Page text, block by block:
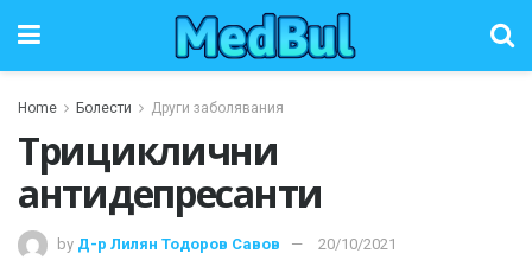
Home Болести Други заболявания
Трициклични
антидепресанти
by Д-р Лилян Тодоров Савов 20/10/2021